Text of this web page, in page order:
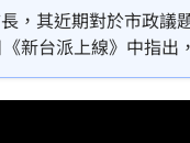
製作人家中離世
，其近期對於市政
新台派上線》中指